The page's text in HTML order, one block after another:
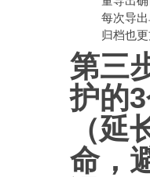
每次导
归档也更
第三
护的
（延
命，